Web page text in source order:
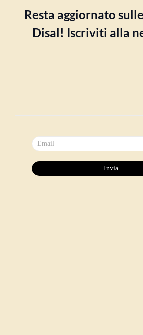
Resta aggiornato
Disal! Iscriviti alla